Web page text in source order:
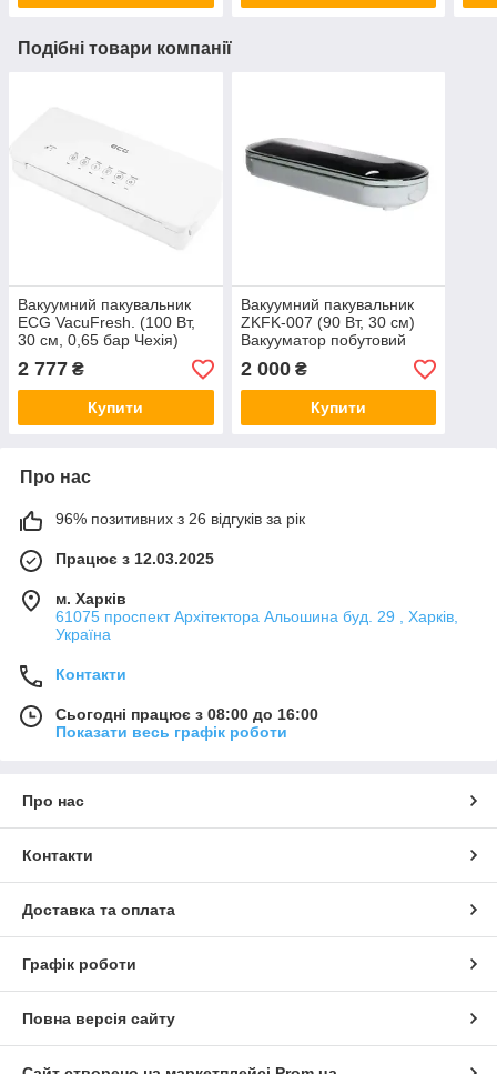
Подібні товари компанії
Вакуумний пакувальник
ECG VacuFresh. (100 Вт,
30 см, 0,65 бар Чехія)
Вакууматор для продуктів.
2 777 ₴
Купити
Вакуумний пакувальник
ZKFK-007 (90 Вт, 30 см)
Вакууматор побутовий
для сухих та вологих
продуктів
2 000₴
Купити
Про нас
96% позитивних з 26 відгуків за рік
Працює з 12.03.2025
м. Харків
61075 проспект Архітектора Альошина буд. 29 , Харків,
Україна
Контакти
Сьогодні працює з 08:00 до 16:00
Показати весь графік роботи
Про нас
Контакти
Доставка та оплата
Графік роботи
Повна версія сайту